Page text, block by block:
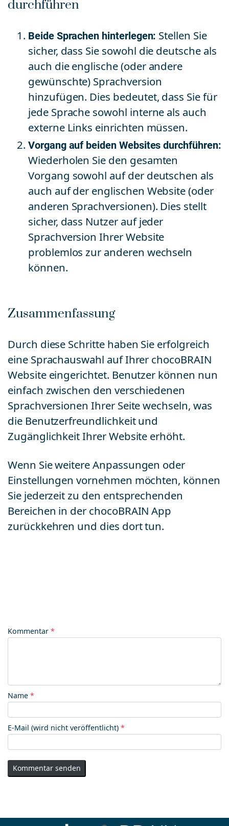
durchführen
Beide Sprachen hinterlegen: Stellen Sie
sicher, dass Sie sowohl die deutsche als
auch die englische (oder andere
gewünschte) Sprachversion
hinzufügen. Dies bedeutet, dass Sie für
jede Sprache sowohl interne als auch
externe Links einrichten müssen.
Vorgang auf beiden Websites durchführen:
Wiederholen Sie den gesamten
Vorgang sowohl auf der deutschen als
auch auf der englischen Website (oder
anderen Sprachversionen). Dies stellt
sicher, dass Nutzer auf jeder
Sprachversion Ihrer Website
problemlos zur anderen wechseln
können.
Zusammenfassung
Durch diese Schritte haben Sie erfolgreich
eine Sprachauswahl auf Ihrer chocoBRAIN
Website eingerichtet. Benutzer können nun
einfach zwischen den verschiedenen
Sprachversionen Ihrer Seite wechseln, was
die Benutzerfreundlichkeit und
Zugänglichkeit Ihrer Website erhöht.
Wenn Sie weitere Anpassungen oder
Einstellungen vornehmen möchten, können
Sie jederzeit zu den entsprechenden
Bereichen in der chocoBRAIN App
zurückkehren und dies dort tun.
Kommentar *
Name *
E-Mail (wird nicht veröffentlicht) *
Kommentar senden